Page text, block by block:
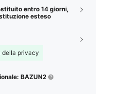
entro 14 giorni,
esteso
della privacy
BAZUN2